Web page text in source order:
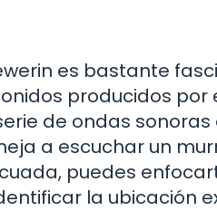
es bastante
producidos por
de ondas
a escuchar un
puedes
la ubicación